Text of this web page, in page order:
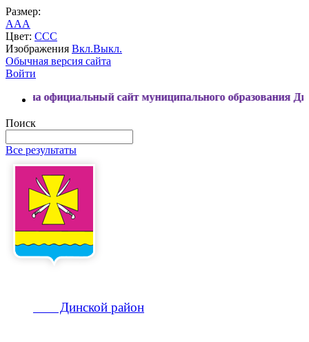
Размер:
AAA
Цвет: CCC
Изображения Вкл.Выкл.
Обычная версия сайта
Войти
сайт муниципального образования Динской
Поиск
Все результаты
Динской район